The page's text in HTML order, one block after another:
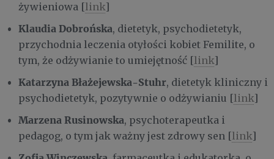
żywieniowa [link]
Klaudia Dobrońska, dietetyk, psychodietetyk,
przychodnia leczenia otyłości kobiet Femilite, o
tym, że odżywianie to umiejętność [link]
Katarzyna Błażejewska-Stuhr, dietetyk kliniczny i
psychodietetyk, pozytywnie o odżywianiu [link]
Marzena Rusinowska, psychoterapeutka i
pedagog, o tym jak ważny jest zdrowy sen [link]